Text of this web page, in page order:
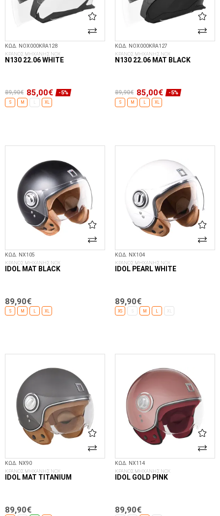
ΚΩΔ. NOX000KRA128
ΚΡΑΝΟΣ ΜΗΧΑΝΗΣ NOX
N130 22.06 WHITE
89,90€ 85,00€ -5%
S M XL
ΚΩΔ. NOX000KRA127
ΚΡΑΝΟΣ ΜΗΧΑΝΗΣ NOX
N130 22.06 MAT BLACK
89,90€ 85,00€ -5%
S M L XL
ΚΩΔ. NX105
ΚΡΑΝΟΣ ΜΗΧΑΝΗΣ NOX
IDOL MAT BLACK
89,90€
S M XL
ΚΩΔ. NX104
ΚΡΑΝΟΣ ΜΗΧΑΝΗΣ NOX
IDOL PEARL WHITE
89,90€
XS S M XL
ΚΩΔ. NX90
ΚΡΑΝΟΣ ΜΗΧΑΝΗΣ NOX
IDOL MAT TITANIUM
89,90€
ΚΩΔ. NX114
ΚΡΑΝΟΣ ΜΗΧΑΝΗΣ NOX
IDOL GOLD PINK
89,90€